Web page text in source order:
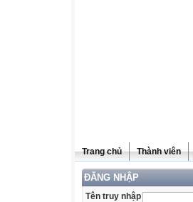
Trang chủ Thành viên
ĐĂNG NHẬP
Tên truy nhập